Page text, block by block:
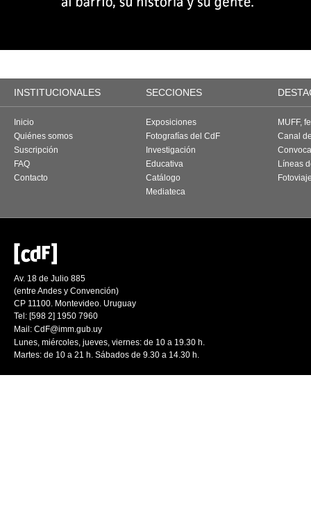
INSTITUCIONALES SECCIONES
Inicio
Quiénes somos
Suscripción
FAQ
Contacto
Exposiciones
Fotografías del CdF
Investigación
Educativa
Catálogo
Mediateca
MUFF,
Canal
Líneas
Av. 18 de Julio 885
(entre Andes y Convención)
CP 11100. Montevideo. Uruguay
Tel: [598 2] 1950 7960
Mail: CdF@imm.gub.uy
Lunes, miércoles, jueves, viernes: de 10 a 19.30 h.
Martes: de 10 a 21 h. Sábados de 9.30 a 14.30 h.